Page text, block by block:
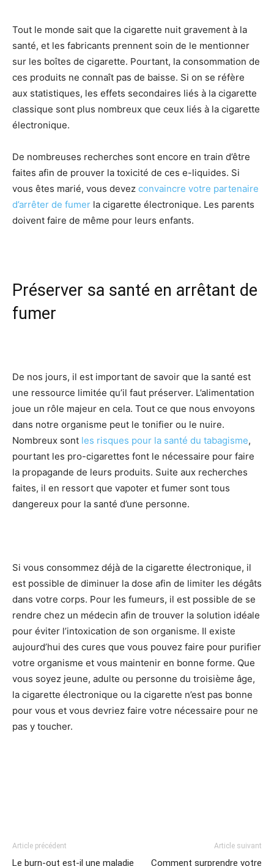
Tout le monde sait que la cigarette nuit gravement à la
santé, et les fabricants prennent soin de le mentionner
sur les boîtes de cigarette. Pourtant, la consommation de
ces produits ne connaît pas de baisse. Si on se réfère
aux statistiques, les effets secondaires liés à la cigarette
classique sont plus nombreux que ceux liés à la cigarette
électronique.
De nombreuses recherches sont encore en train d’être
faites afin de prouver la toxicité de ces e-liquides. Si
vous êtes marié, vous devez convaincre votre partenaire
d’arrêter de fumer la cigarette électronique. Les parents
doivent faire de même pour leurs enfants.
Préserver sa santé en arrêtant de
fumer
De nos jours, il est important de savoir que la santé est
une ressource limitée qu’il faut préserver. L’alimentation
joue un rôle majeur en cela. Tout ce que nous envoyons
dans notre organisme peut le tonifier ou le nuire.
Nombreux sont les risques pour la santé du tabagisme,
pourtant les pro-cigarettes font le nécessaire pour faire
la propagande de leurs produits. Suite aux recherches
faites, il en ressort que vapoter et fumer sont tous
dangereux pour la santé d’une personne.
Si vous consommez déjà de la cigarette électronique, il
est possible de diminuer la dose afin de limiter les dégâts
dans votre corps. Pour les fumeurs, il est possible de se
rendre chez un médecin afin de trouver la solution idéale
pour éviter l’intoxication de son organisme. Il existe
aujourd’hui des cures que vous pouvez faire pour purifier
votre organisme et vous maintenir en bonne forme. Que
vous soyez jeune, adulte ou personne du troisième âge,
la cigarette électronique ou la cigarette n’est pas bonne
pour vous et vous devriez faire votre nécessaire pour ne
pas y toucher.
Article précédent
Le burn-out est-il une maladie
Article suivant
Comment surprendre votre